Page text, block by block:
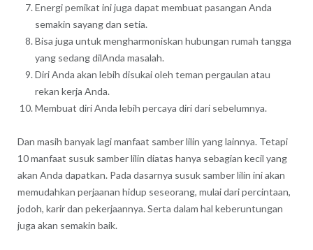
Energi pemikat ini juga dapat membuat pasangan Anda
semakin sayang dan setia.
Bisa juga untuk mengharmoniskan hubungan rumah tangga
yang sedang dilAnda masalah.
Diri Anda akan lebih disukai oleh teman pergaulan atau
rekan kerja Anda.
Membuat diri Anda lebih percaya diri dari sebelumnya.
Dan masih banyak lagi manfaat samber lilin yang lainnya. Tetapi
10 manfaat susuk samber lilin diatas hanya sebagian kecil yang
akan Anda dapatkan. Pada dasarnya susuk samber lilin ini akan
memudahkan perjaanan hidup seseorang, mulai dari percintaan,
jodoh, karir dan pekerjaannya. Serta dalam hal keberuntungan
juga akan semakin baik.